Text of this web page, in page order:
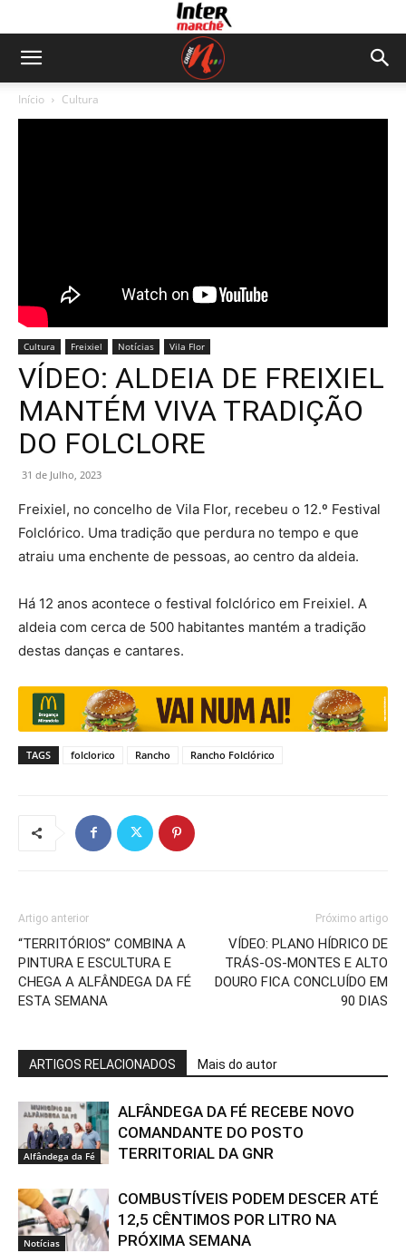
Início Cultura
Cultura Freixiel Notícias Vila Flor
VÍDEO: ALDEIA DE FREIXIEL
MANTÉM VIVA TRADIÇÃO
DO FOLCLORE
31 de Julho, 2023
Freixiel, no concelho de Vila Flor, recebeu o 12.º Festival
Folclórico. Uma tradição que perdura no tempo e que
atraiu uma enchente de pessoas, ao centro da aldeia.
Há 12 anos acontece o festival folclórico em Freixiel. A
aldeia com cerca de 500 habitantes mantém a tradição
destas danças e cantares.
TAGS folclorico Rancho Rancho Folclórico
Artigo anterior
“TERRITÓRIOS” COMBINA A
PINTURA E ESCULTURA E
CHEGA A ALFÂNDEGA DA FÉ
ESTA SEMANA
Próximo artigo
VÍDEO: PLANO HÍDRICO DE
TRÁS-OS-MONTES E ALTO
DOURO FICA CONCLUÍDO EM
90 DIAS
ARTIGOS RELACIONADOS Mais do autor
Alfândega da Fé
ALFÂNDEGA DA FÉ RECEBE NOVO
COMANDANTE DO POSTO
TERRITORIAL DA GNR
Notícias
COMBUSTÍVEIS PODEM DESCER ATÉ
12,5 CÊNTIMOS POR LITRO NA
PRÓXIMA SEMANA